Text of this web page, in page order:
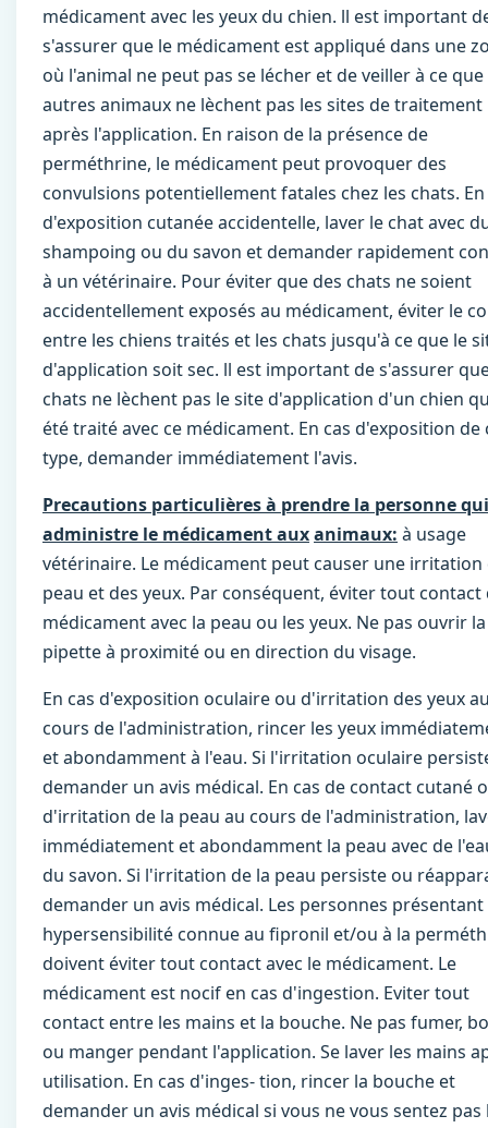
médicament avec les yeux du chien. ll est important
s'assurer que le médicament est appliqué dans une
où l'animal ne peut pas se lécher et de veiller à ce que
autres animaux ne lèchent pas les sites de traitement
après l'application. En raison de la présence de
perméthrine, le médicament peut provoquer des
convulsions potentiellement fatales chez les chats. En
d'exposition cutanée accidentelle, laver le chat avec
shampoing ou du savon et demander rapidement
à un vétérinaire. Pour éviter que des chats ne soient
accidentellement exposés au médicament, éviter le
entre les chiens traités et les chats jusqu'à ce que le
d'application soit sec. ll est important de s'assurer
chats ne lèchent pas le site d'application d'un chien
été traité avec ce médicament. En cas d'exposition de
type, demander immédiatement l'avis.
Precautions particulières à prendre la personne qui
administre le médicament auxanimaux: à usage
vétérinaire. Le médicament peut causer une irritation
peau et des yeux. Par conséquent, éviter tout contact
médicament avec la peau ou les yeux. Ne pas ouvrir la
pipette à proximité ou en direction du visage.
En cas d'exposition oculaire ou d'irritation des yeux
cours de l'administration, rincer les yeux
et abondamment à l'eau. Si l'irritation oculaire
demander un avis médical. En cas de contact cutané
d'irritation de la peau au cours de l'administration,
immédiatement et abondamment la peau avec de
du savon. Si l'irritation de la peau persiste ou
demander un avis médical. Les personnes
hypersensibilité connue au fipronil et/ou à la
doivent éviter tout contact avec le médicament. Le
médicament est nocif en cas d'ingestion. Eviter tout
contact entre les mains et la bouche. Ne pas fumer,
ou manger pendant l'application. Se laver les mains
utilisation. En cas d'inges- tion, rincer la bouche et
demander un avis médical si vous ne vous sentez pas